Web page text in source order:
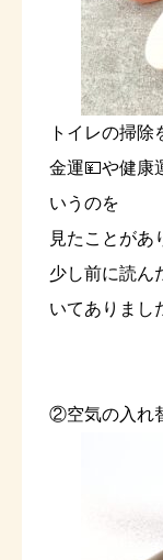
トイレの掃除
金運💴や健康
いうのを
見たことがあ
少し前に読ん
いてありまし
②空気の入れ